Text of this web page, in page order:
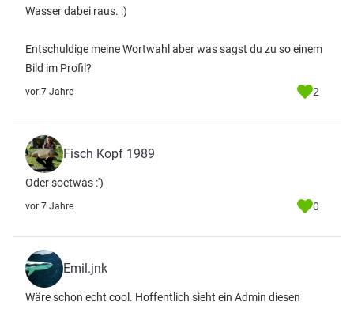
Wasser dabei raus. :)
Entschuldige meine Wortwahl aber was sagst du zu so einem
Bild im Profil?
vor 7 Jahre 2
Fisch Kopf 1989
Oder soetwas :')
vor 7 Jahre 0
Emil.jnk
Wäre schon echt cool. Hoffentlich sieht ein Admin diesen